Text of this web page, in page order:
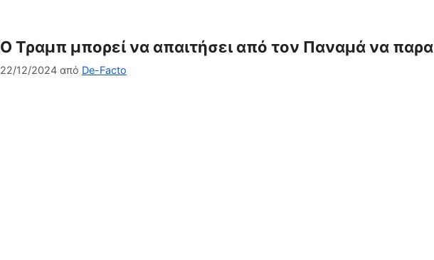
Ο Τραμπ μπορεί να απαιτήσει από τον Παναμά να
22/12/2024 από De-Facto